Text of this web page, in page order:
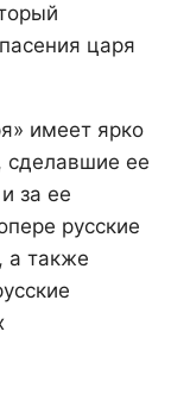
царя
имеет ярко
ее
за ее
русские
а также